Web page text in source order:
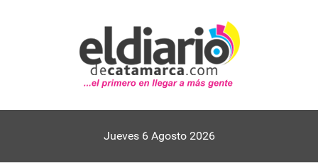
Jueves 6 Agosto 2026